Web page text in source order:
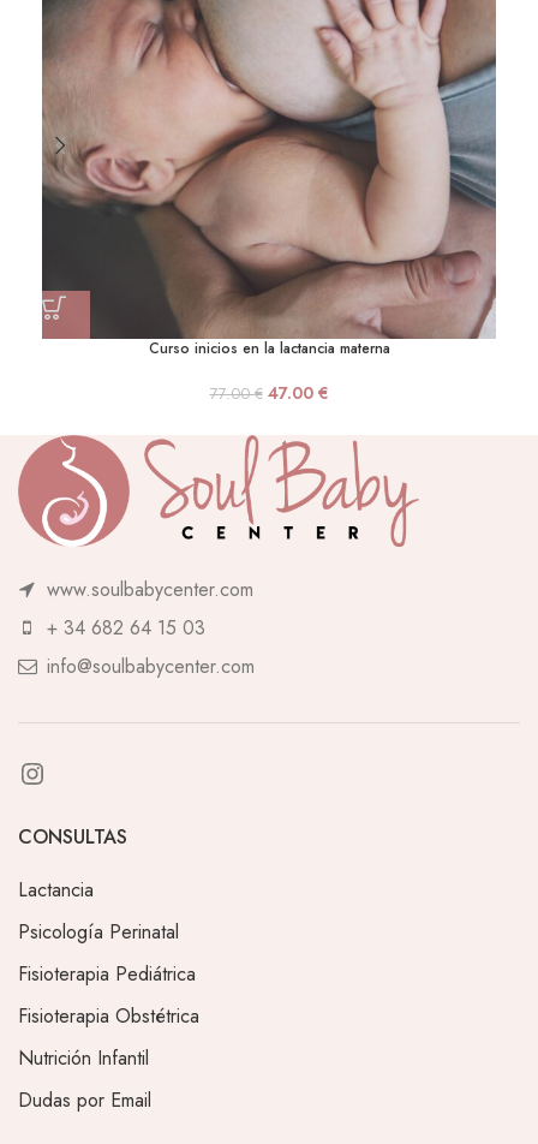
Curso inicios en la lactancia materna
77.00€ 47.00 €
www.soulbabycenter.com
+ 34 682 64 15 03
info@soulbabycenter.com
CONSULTAS
Lactancia
Psicología Perinatal
Fisioterapia Pediátrica
Fisioterapia Obstétrica
Nutrición Infantil
Dudas por Email